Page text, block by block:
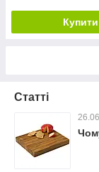
Купити
Статті